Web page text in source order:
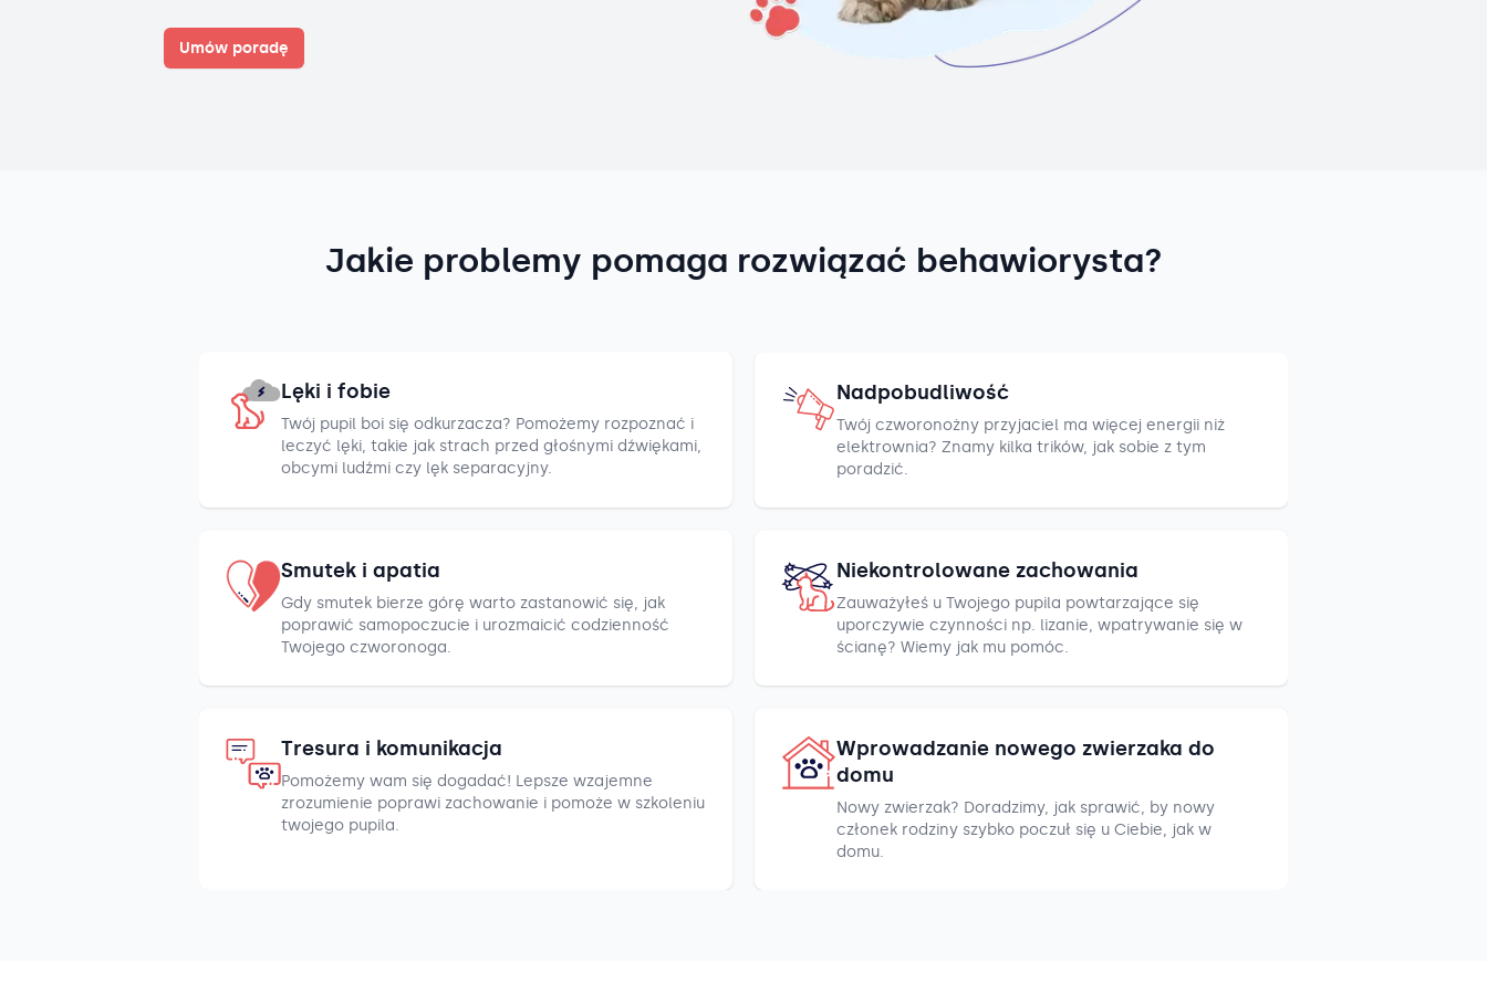
Umów poradę
Jakie problemy pomaga rozwiązać behawiorysta?
Lęki i fobie
Twój pupil boi się odkurzacza? Pomożemy rozpoznać i
leczyć lęki, takie jak strach przed głośnymi dźwiękami,
obcymi ludźmi czy lęk separacyjny.
Nadpobudliwość
Twój czworonożny przyjaciel ma więcej energii niż
elektrownia? Znamy kilka trików, jak sobie z tym
poradzić.
Smutek i apatia
Gdy smutek bierze górę warto zastanowić się, jak
poprawić samopoczucie i urozmaicić codzienność
Twojego czworonoga.
Niekontrolowane zachowania
Zauważyłeś u Twojego pupila powtarzające się
uporczywie czynności np. lizanie, wpatrywanie się w
ścianę? Wiemy jak mu pomóc.
Tresura i komunikacja
Pomożemy wam się dogadać! Lepsze wzajemne
zrozumienie poprawi zachowanie i pomoże w szkoleniu
twojego pupila.
Wprowadzanie nowego zwierzaka do
domu
Nowy zwierzak? Doradzimy, jak sprawić, by nowy
członek rodziny szybko poczuł się u Ciebie, jak w
domu.